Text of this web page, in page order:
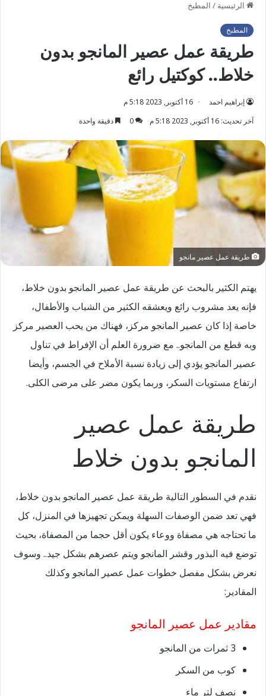
الرئيسية / المطبخ
المطبخ
طريقة عمل عصير المانجو بدون
خلاط.. كوكتيل رائع
إبراهيم احمد
16 أكتوبر, 2023 5:18 م
آخر تحديث: 16 أكتوبر, 2023 5:18 م
0 دقيقة واحدة
طريقة عمل عصير مانجو
يهتم الكثير بالبحث عن طريقة عمل عصير المانجو بدون خلاط،
فإنه يعد مشروب رائع ويعشقه الكثير من الشباب والأطفال،
خاصة إذا كان عصير المانجو مركز، فهناك من يحب العصير مركز
وبه قطع من المانجو.. مع ضرورة العلم أن الإفراط في تناول
عصير المانجو يؤدي إلى زيادة نسبة الأملاح في الجسم، وأيضا
ارتفاع مستويات السكر، وربما يكون مضر على مرضى الكلى.
طريقة عمل عصير
المانجو بدون خلاط
نقدم في السطور التالية طريقة عمل عصير المانجو بدون خلاط،
فهي تعد ضمن الوصفات السهلة ويمكن تجهيزها في المنزل، كل
ما تحتاجه هي مصفاة ووعاء يكون أقل حجما من المصفاة، بحيث
توضع فيه البذور وقشر المانجو ويتم عصرهم بشكل جيد.. وسوف
نعرض بشكل مفصل خطوات عمل عصير المانجو وكذلك
المقادير:
مقادير عمل عصير المانجو
3 ثمرات من المانجو
كوب من السكر
نصف لتر ماء